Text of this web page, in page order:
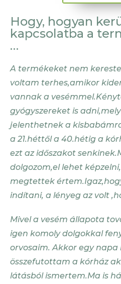
Hogy, hogyan
kapcsolatba a
…
A termékeket nem
voltam terhes,amikor
vannak a
gyógyszereket is
jelenthetnek a
a 21.héttől a 40.hétig a
ezt az időszakot
dolgozom,el lehet
megtettek
indítani, a lényeg az volt
Mivel a vesém állapota
igen komoly dolgokkal
orvosaim. Akkor egy napa
összefutottam a kórház
látásból ismertem.Ma is